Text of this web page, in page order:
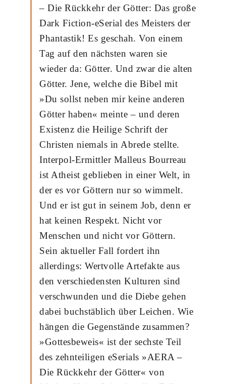
– Die Rückkehr der Götter: Das große
Dark Fiction-eSerial des Meisters der
Phantastik! Es geschah. Von einem
Tag auf den nächsten waren sie
wieder da: Götter. Und zwar die alten
Götter. Jene, welche die Bibel mit
»Du sollst neben mir keine anderen
Götter haben« meinte – und deren
Existenz die Heilige Schrift der
Christen niemals in Abrede stellte.
Interpol-Ermittler Malleus Bourreau
ist Atheist geblieben in einer Welt, in
der es vor Göttern nur so wimmelt.
Und er ist gut in seinem Job, denn er
hat keinen Respekt. Nicht vor
Menschen und nicht vor Göttern.
Sein aktueller Fall fordert ihn
allerdings: Wertvolle Artefakte aus
den verschiedensten Kulturen sind
verschwunden und die Diebe gehen
dabei buchstäblich über Leichen. Wie
hängen die Gegenstände zusammen?
»Gottesbeweis« ist der sechste Teil
des zehnteiligen eSerials »AERA –
Die Rückkehr der Götter« von